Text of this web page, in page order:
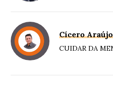
Cícero
CUIDAR DA